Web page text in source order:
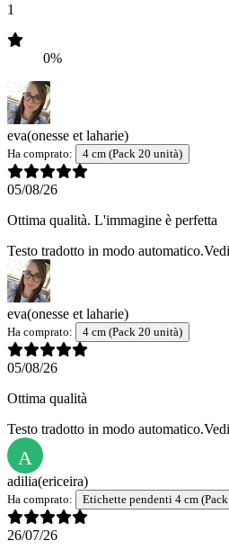
1
0%
eva(onesse et laharie)
Ha comprato: 4 cm (Pack 20 unità)
05/08/26
Ottima qualità. L'immagine è perfetta
Testo tradotto in modo automatico.
eva(onesse et laharie)
Ha comprato: 4 cm (Pack 20 unità)
05/08/26
Ottima qualità
Testo tradotto in modo automatico.
A
adilia(ericeira)
Ha comprato: Etichette pendenti 4 cm
26/07/26